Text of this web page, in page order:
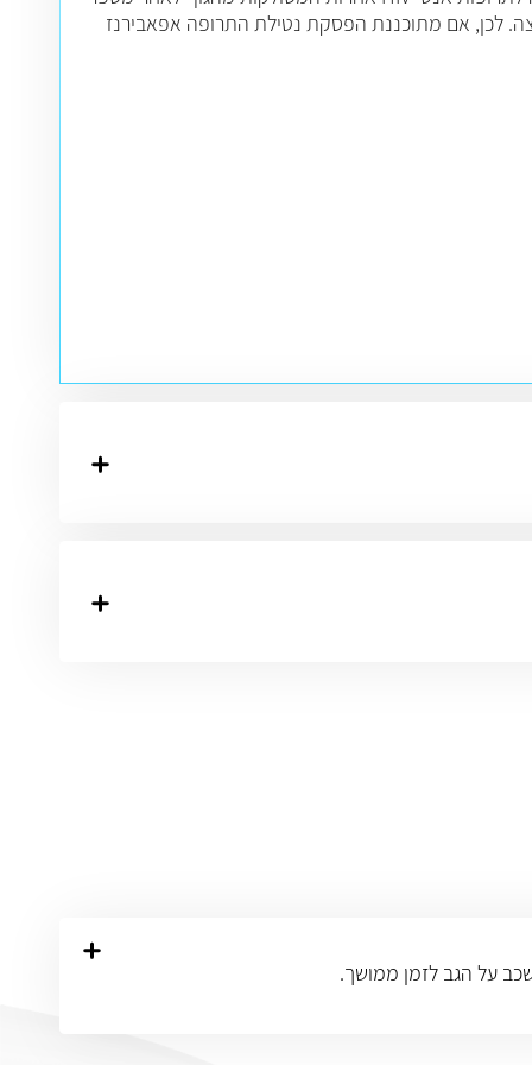
לכן, אם מתוכננת הפסקת נטילת התרופה אפאבירנז